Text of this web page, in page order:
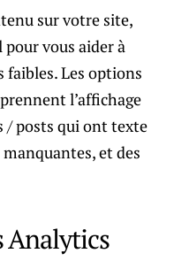
sur votre site,
vous aider à
Les options
l’affichage
/ posts qui ont texte
et des
Analytics